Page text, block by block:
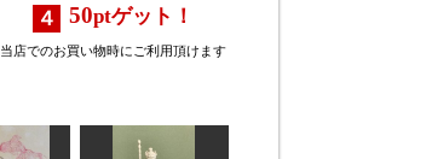
50ptゲット！
当店でのお買い物時にご利用頂けます